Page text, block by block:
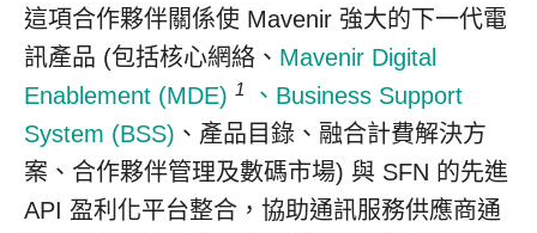
這項合作夥伴關係使 Mavenir 強大的下一代電
訊產品 (包括核心網絡、 Mavenir Digital
Enablement (MDE) 1
、Business Support
System (BSS) 、產品目錄、融合計費解決方
案、合作夥伴管理及數碼市場) 與 SFN 的先進
API 盈利化平台整合，協助通訊服務供應商通